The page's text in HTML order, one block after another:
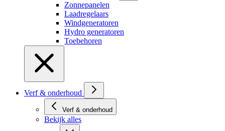
Zonnepanelen
Laadregelaars
Windgeneratoren
Hydro generatoren
Toebehoren
Verf & onderhoud
Verf & onderhoud
Bekijk alles